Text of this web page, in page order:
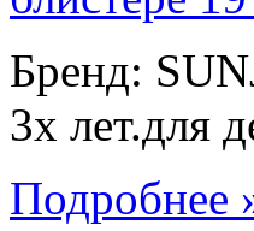
Бренд:
3х лет.для
Подробнее